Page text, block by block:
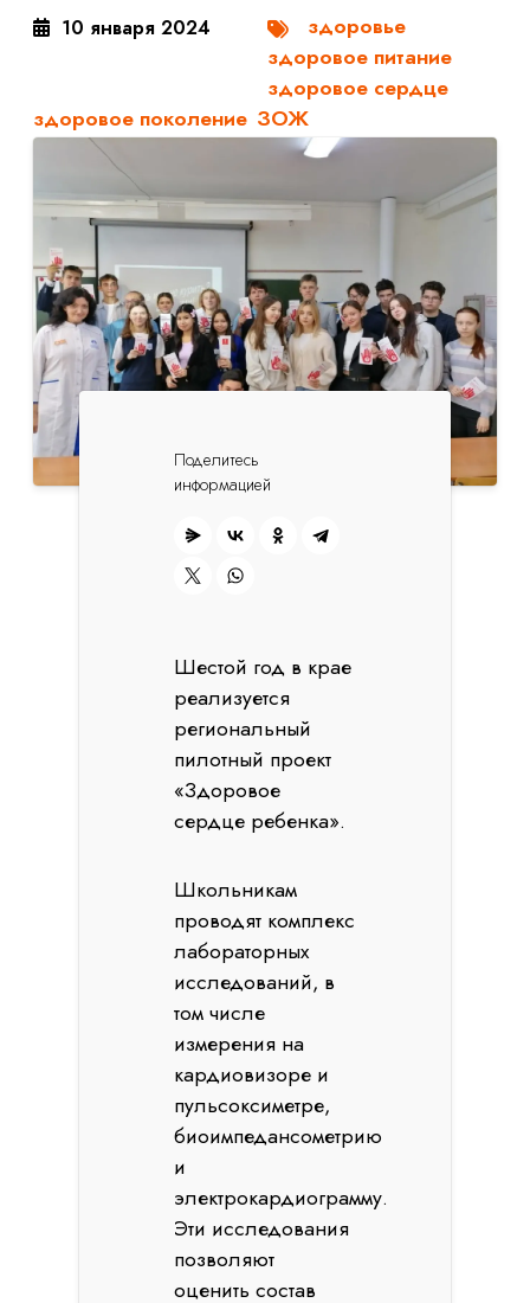
10 января 2024
здоровье
здоровое питание
здоровое сердце
здоровое поколение ЗОЖ
Поделитесь
информацией
Шестой год в крае
реализуется
региональный
пилотный проект
«Здоровое
сердце ребенка».
Школьникам
проводят комплекс
лабораторных
исследований, в
том числе
измерения на
кардиовизоре и
пульсоксиметре,
биоимпедансометрию
и
электрокардиограмму.
Эти исследования
позволяют
оценить состав